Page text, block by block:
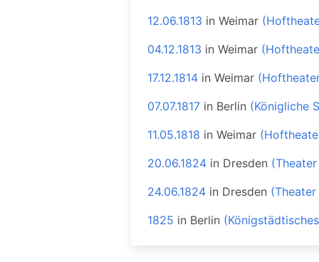
12.06.1813 inWeimar
04.12.1813 inWeimar
17.12.1814 inWeimar
07.07.1817 in Berlin (Königliche
11.05.1818 inWeimar
20.06.1824 in Dresden
24.06.1824 in Dresden
1825 in Berlin